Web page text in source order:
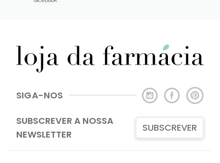
SIGA-NOS
SUBSCREVER A NOSSA
NEWSLETTER
SUBSCREVER